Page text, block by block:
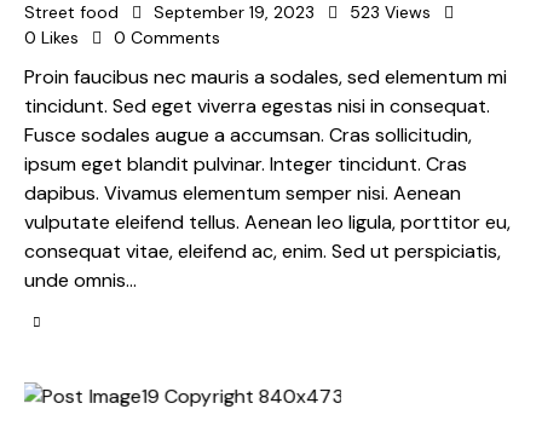
Street food September 19, 2023 523 Views
0 Likes 0 Comments
Proin faucibus nec mauris a sodales, sed elementum mi
tincidunt. Sed eget viverra egestas nisi in consequat.
Fusce sodales augue a accumsan. Cras sollicitudin,
ipsum eget blandit pulvinar. Integer tincidunt. Cras
dapibus. Vivamus elementum semper nisi. Aenean
vulputate eleifend tellus. Aenean leo ligula, porttitor eu,
consequat vitae, eleifend ac, enim. Sed ut perspiciatis,
unde omnis…